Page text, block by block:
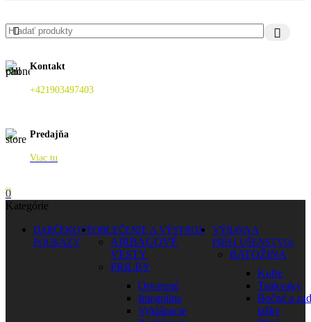
Kontakt
+421903497403
Predajňa
Viac tu
0
Kategórie
DARČEKOVÉ
POUKAZY
OBLEČENIE A VÝSTROJ
AIRBAGOVÉ
VESTY
PRILBY
Otvorené
Integrálne
Vyklápacie
VÝBAVA A
PRÍSLUŠENSTVO
BATOŽINA
Kufre
Tankvaky
Bočné a
tašky